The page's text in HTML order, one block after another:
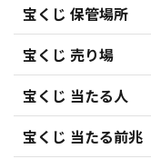
宝くじ 保管場所
宝くじ 売り場
宝くじ 当たる人
宝くじ 当たる前兆